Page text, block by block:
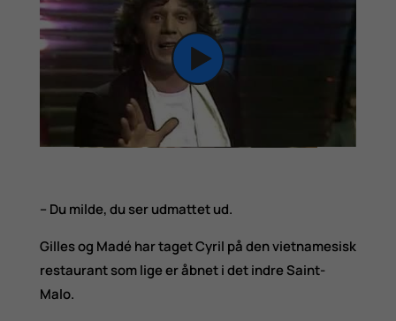
– Du milde, du ser udmattet ud.
Gilles og Madé har taget Cyril på den vietnamesisk
restaurant som lige er åbnet i det indre Saint-
Malo.